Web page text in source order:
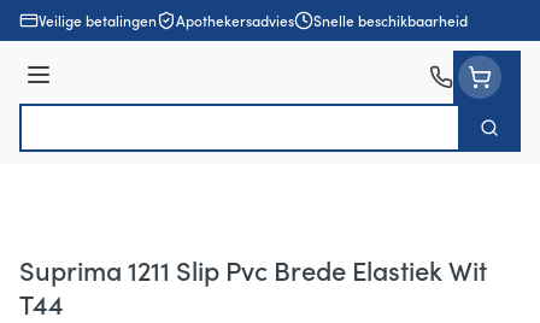
Ga naar de inhoud
Veilige betalingen Apothekersadvies Snelle beschikbaarheid
Menu
Zoek
Suprima 1211 Slip Pvc Brede Elastiek Wit
T44